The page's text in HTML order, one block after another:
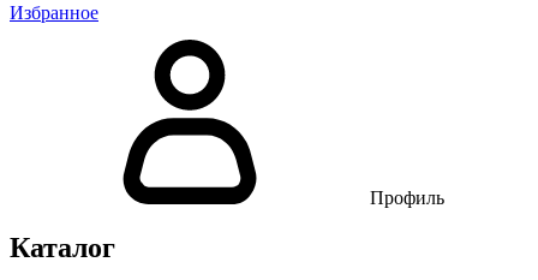
Избранное
Профиль
Каталог